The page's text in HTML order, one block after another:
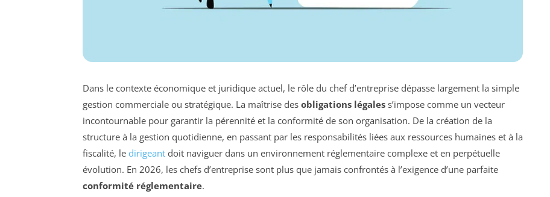
Dans le contexte économique et juridique actuel, le rôle du chef d’entreprise dépasse largement la simple
gestion commerciale ou stratégique. La maîtrise des obligations légales s’impose comme un vecteur
incontournable pour garantir la pérennité et la conformité de son organisation. De la création de la
structure à la gestion quotidienne, en passant par les responsabilités liées aux ressources humaines et à la
fiscalité, le dirigeant doit naviguer dans un environnement réglementaire complexe et en perpétuelle
évolution. En 2026, les chefs d’entreprise sont plus que jamais confrontés à l’exigence d’une parfaite
conformité réglementaire.